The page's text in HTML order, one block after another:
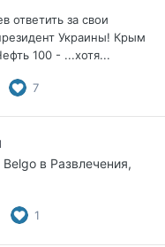
ответить за свои
Украины! Крым
100 - ...хотя...
7
Belgo в Развлечения,
1